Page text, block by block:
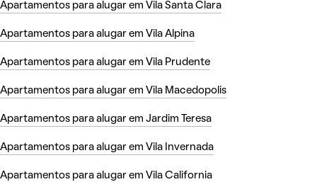
Apartamentos para alugar em Vila Santa Clara
Apartamentos para alugar em Vila Alpina
Apartamentos para alugar em Vila Prudente
Apartamentos para alugar em Vila Macedopolis
Apartamentos para alugar em Jardim Teresa
Apartamentos para alugar em Vila Invernada
Apartamentos para alugar em Vila California